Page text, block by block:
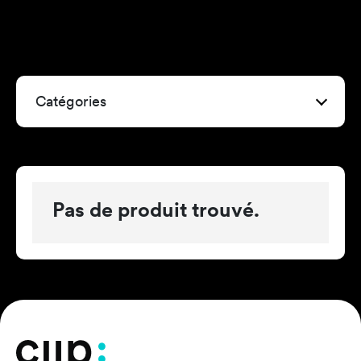
Catégories
Pas de produit trouvé.